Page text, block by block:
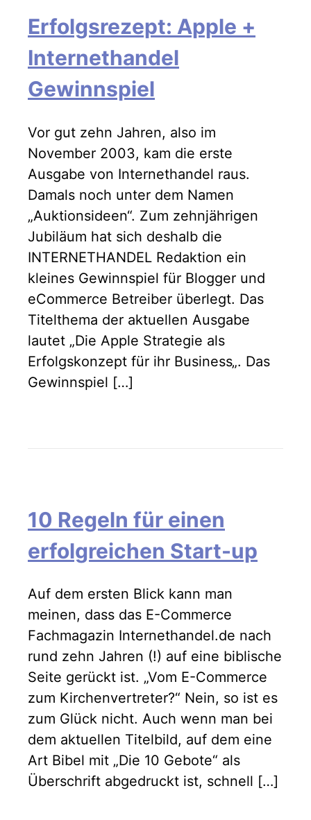
Erfolgsrezept: Apple +
Internethandel
Gewinnspiel
Vor gut zehn Jahren, also im
November 2003, kam die erste
Ausgabe von Internethandel raus.
Damals noch unter dem Namen
„Auktionsideen“. Zum zehnjährigen
Jubiläum hat sich deshalb die
INTERNETHANDEL Redaktion ein
kleines Gewinnspiel für Blogger und
eCommerce Betreiber überlegt. Das
Titelthema der aktuellen Ausgabe
lautet „Die Apple Strategie als
Erfolgskonzept für ihr Business„. Das
Gewinnspiel […]
10 Regeln für einen
erfolgreichen Start-up
Auf dem ersten Blick kann man
meinen, dass das E-Commerce
Fachmagazin Internethandel.de nach
rund zehn Jahren (!) auf eine biblische
Seite gerückt ist. „Vom E-Commerce
zum Kirchenvertreter?“ Nein, so ist es
zum Glück nicht. Auch wenn man bei
dem aktuellen Titelbild, auf dem eine
Art Bibel mit „Die 10 Gebote“ als
Überschrift abgedruckt ist, schnell […]